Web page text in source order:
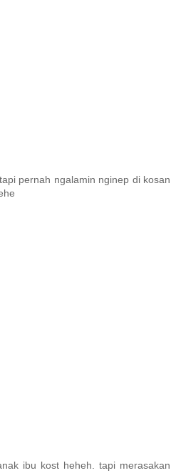
pernah ngalamin nginep di kosan
ibu kost heheh. tapi merasakan